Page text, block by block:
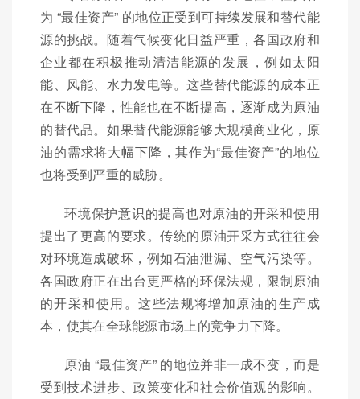
为 “最佳资产” 的地位正受到可持续发展和替代能
源的挑战。随着气候变化日益严重，各国政府和
企业都在积极推动清洁能源的发展，例如太阳
能、风能、水力发电等。这些替代能源的成本正
在不断下降，性能也在不断提高，逐渐成为原油
的替代品。如果替代能源能够大规模商业化，原
油的需求将大幅下降，其作为“最佳资产”的地位
也将受到严重的威胁。
环境保护意识的提高也对原油的开采和使用
提出了更高的要求。传统的原油开采方式往往会
对环境造成破坏，例如石油泄漏、空气污染等。
各国政府正在出台更严格的环保法规，限制原油
的开采和使用。这些法规将增加原油的生产成
本，使其在全球能源市场上的竞争力下降。
原油 “最佳资产” 的地位并非一成不变，而是
受到技术进步、政策变化和社会价值观的影响。